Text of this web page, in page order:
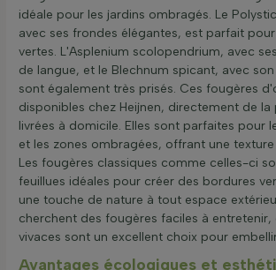
idéale pour les jardins ombragés. Le
avec ses frondes élégantes, est parfait
vertes. L'Asplenium scolopendrium, avec
de langue, et le Blechnum spicant, avec
sont également très prisés. Ces fougères
disponibles chez Heijnen, directement de la
livrées à domicile. Elles sont parfaites pour
et les zones ombragées, offrant une
Les fougères classiques comme celles-ci
feuillues idéales pour créer des bordures
une touche de nature à tout espace
cherchent des fougères faciles à entretenir,
vivaces sont un excellent choix pour
Avantages écologiques et